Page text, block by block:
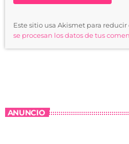
Este sitio usa Akismet para reducir
se procesan los datos de tus
ANUNCIO